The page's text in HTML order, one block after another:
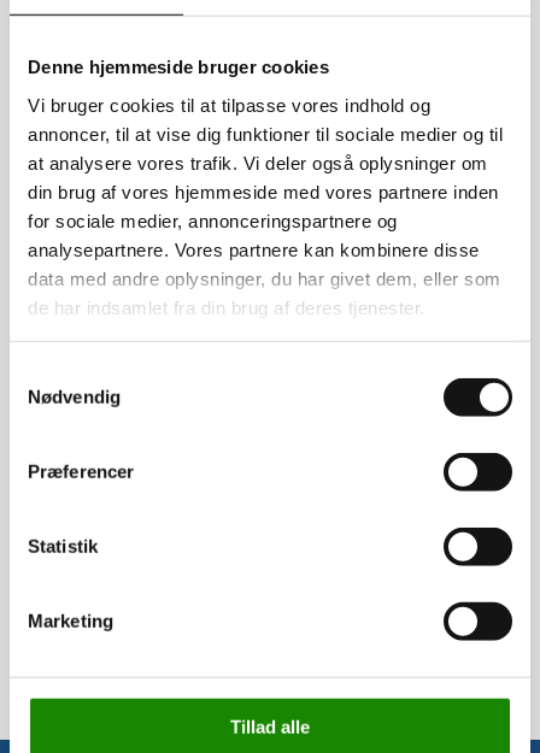
Denne hjemmeside bruger cookies
Vi bruger cookies til at tilpasse vores indhold og
annoncer, til at vise dig funktioner til sociale medier og til
at analysere vores trafik. Vi deler også oplysninger om
din brug af vores hjemmeside med vores partnere inden
for sociale medier, annonceringspartnere og
analysepartnere. Vores partnere kan kombinere disse
data med andre oplysninger, du har givet dem, eller som
de har indsamlet fra din brug af deres tjenester.
Nødvendig
Præferencer
Statistik
Marketing
Tillad alle
En lagerlomme med blå bagside og selvklæbende
strips, der har et gennemsigtigt vindue lavet af
holdbar polypropylen. Den kan bruges på
forskellige overflader som metal, karton og plast.
Lagerlommen er rivefast og velegnet til scannere,
hvilket gør det nemt at udskifte indholdet hurtigt.
Du kan finde gratis skabeloner til etiketter på
www.duraprint.eu.
Brug på forskellige overflader
Den selvklæbende lagerlomme er designet til at
Uanset om det er metal, karton eller plast, sikrer
den stærke klæbestrips, at lommen bliver
Specifikationer:
Indvendige mål: 210 x 297 mm (B x H)
Udvendige mål: 233 x 313 mm (B x H)